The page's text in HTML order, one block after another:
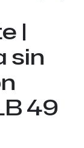
|
sin
49